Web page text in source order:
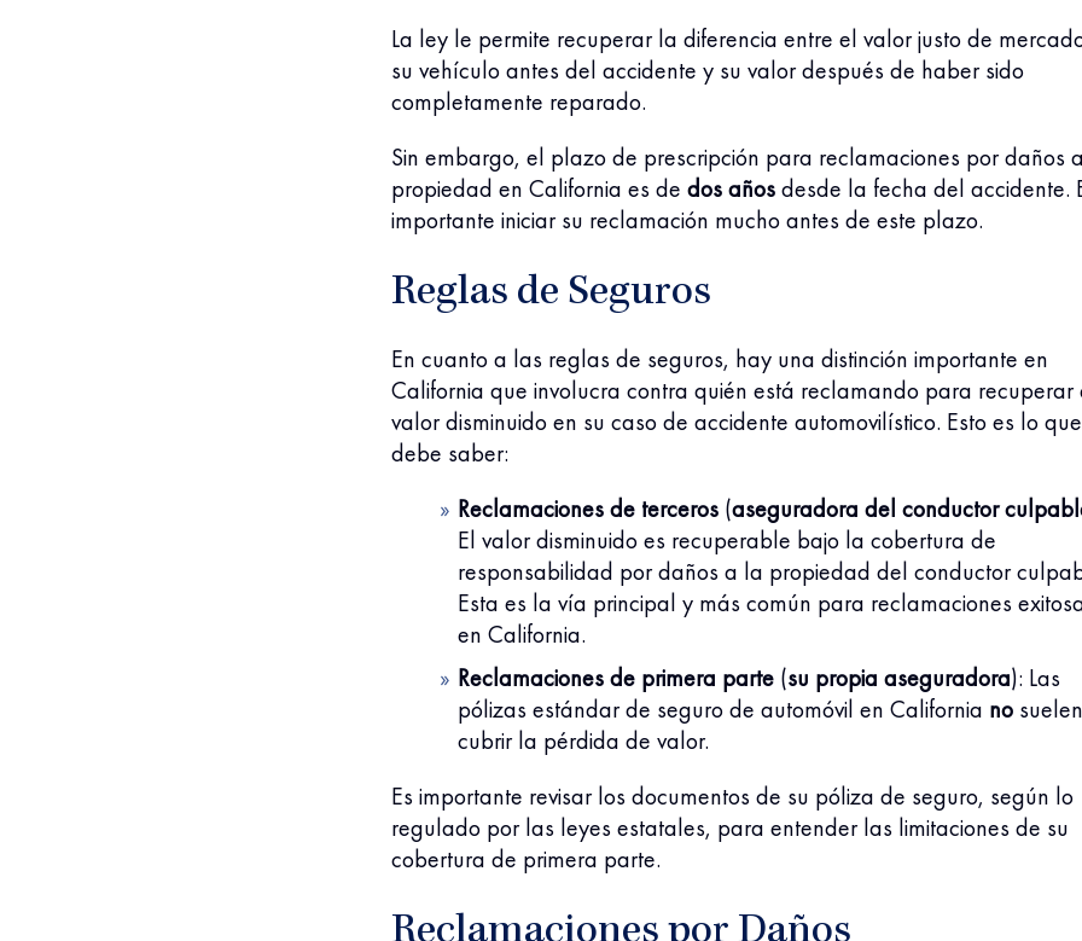
La ley le permite recuperar la diferencia entre el valor justo de
su vehículo antes del accidente y su valor después de haber sido
completamente reparado.
Sin embargo, el plazo de prescripción para reclamaciones por daños
propiedad en California es de dos añosdesde la fecha del accidente.
importante iniciar su reclamación mucho antes de este plazo.
Reglas de Seguros
En cuanto a las reglas de seguros, hay una distinción importante en
California que involucra contra quién está reclamando para recuperar
valor disminuido en su caso de accidente automovilístico. Esto es lo que
debe saber:
Reclamaciones de terceros (aseguradora del conductor
El valor disminuido es recuperable bajo la cobertura de
responsabilidad por daños a la propiedad del conductor
Esta es la vía principal y más común para reclamaciones
en California.
Reclamaciones de primera parte (su propia aseguradora): Las
pólizas estándar de seguro de automóvil en California no suelen
cubrir la pérdida de valor.
Es importante revisar los documentos de su póliza de seguro, según lo
regulado por las leyes estatales, para entender las limitaciones de su
cobertura de primera parte.